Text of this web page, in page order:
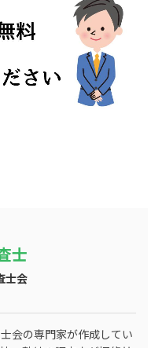
士
士会
会の専門家が作成してい